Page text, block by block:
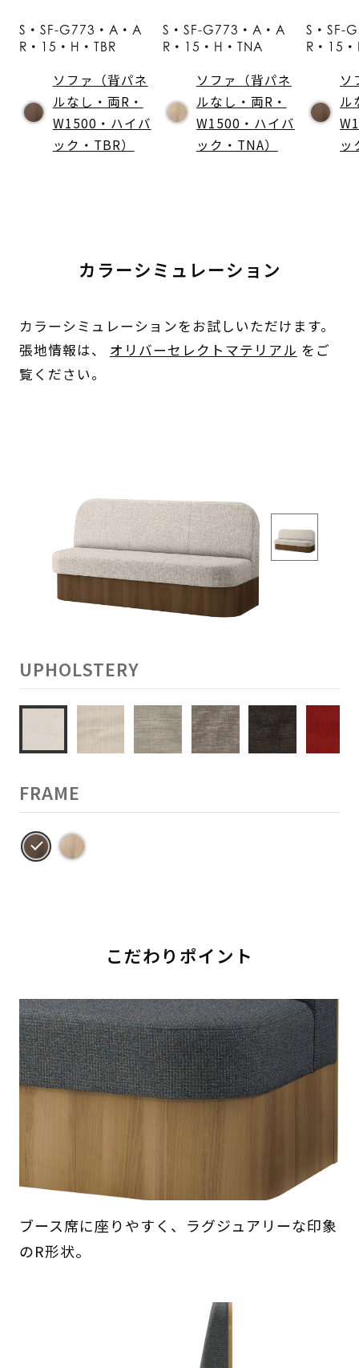
S・SF-G773・A・A
R・15・H・TBR
ソファ（背パネ
ルなし・両R・
W1500・ハイバ
ック・TBR）
S・SF-G773・A・A
R・15・H・TNA
ソファ（背パネ
ルなし・両R・
W1500・ハイバ
ック・TNA）
S・SF-
R・15・
ソ
ル
ッ
カラーシミュレーション
カラーシミュレーションをお試しいただけます。
張地情報は、 オリバーセレクトマテリアル をご
覧ください。
UPHOLSTERY
FRAME
こだわりポイント
ブース席に座りやすく、ラグジュアリーな印象
のR形状。